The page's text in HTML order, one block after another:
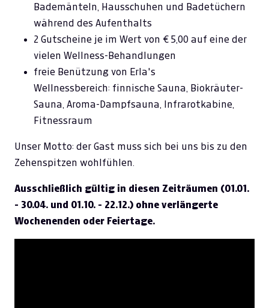
Bademänteln, Hausschuhen und Badetüchern
während des Aufenthalts
2 Gutscheine je im Wert von € 5,00 auf eine der
vielen Wellness-Behandlungen
freie Benützung von Erla's
Wellnessbereich: finnische Sauna, Biokräuter-
Sauna, Aroma-Dampfsauna, Infrarotkabine,
Fitnessraum
Unser Motto: der Gast muss sich bei uns bis zu den
Zehenspitzen wohlfühlen.
Ausschließlich gültig in diesen Zeiträumen (01.01.
- 30.04. und 01.10. - 22.12.) ohne verlängerte
Wochenenden oder Feiertage.